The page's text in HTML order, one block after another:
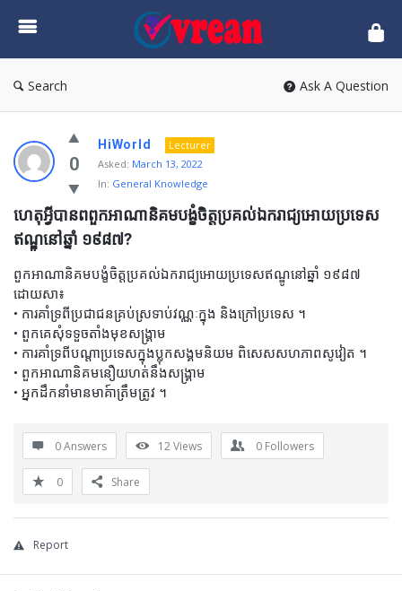
vrean.com
Search Ask A Question
0
HiWorld
Lecturer
Asked: March 13, 2022
In: General Knowledge
ហេតុអ្វីបានពពួកអាណានិគមបង្ខំចិត្តប្រគល់ឯករាជ្យអោយប្រទេស
ឥណ្ឌូនៅឆ្នាំ ១៩៨៧?
ពួកអាណានិគមបង្ខំចិត្តប្រគល់ឯករាជ្យអោយប្រទេសឥណ្ឌូនៅឆ្នាំ ១៩៨៧
ដោយសា៖
• ការគាំទ្រពីប្រជាជនគ្រប់ស្រទាប់វណ្ណៈក្នុង និងក្រៅប្រទេស ។
• ពួកគេសុំទទួចតាំងមុខសង្គ្រាម
• ការគាំទ្រពីបណ្តាប្រទេសក្នុងប្លុកសង្គមនិយម ពិសេសសហភាពសូវៀត ។
• ពួកអាណានិគមនឿយហត់នឹងសង្គ្រាម
• អ្នកដឹកនាំមានមាគ៍ាត្រឹមត្រូវ ។
0 Answers 12Views 0 Followers
0 Share
Report